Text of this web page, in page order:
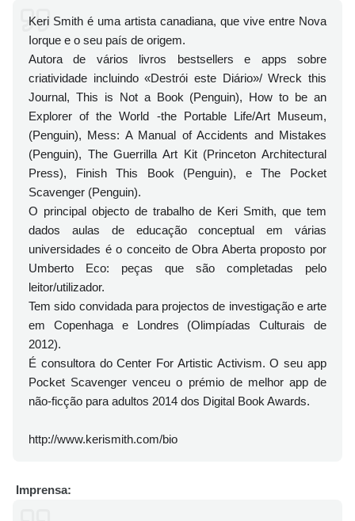
Keri Smith é uma artista canadiana, que vive entre Nova
Iorque e o seu país de origem.
Autora de vários livros bestsellers e apps sobre
criatividade incluindo «Destrói este Diário»/ Wreck this
Journal, This is Not a Book (Penguin), How to be an
Explorer of the World -the Portable Life/Art Museum,
(Penguin), Mess: A Manual of Accidents and Mistakes
(Penguin), The Guerrilla Art Kit (Princeton Architectural
Press), Finish This Book (Penguin), e The Pocket
Scavenger (Penguin).
O principal objecto de trabalho de Keri Smith, que tem
dados aulas de educação conceptual em várias
universidades é o conceito de Obra Aberta proposto por
Umberto Eco: peças que são completadas pelo
leitor/utilizador.
Tem sido convidada para projectos de investigação e arte
em Copenhaga e Londres (Olimpíadas Culturais de
2012).
É consultora do Center For Artistic Activism. O seu app
Pocket Scavenger venceu o prémio de melhor app de
não-ficção para adultos 2014 dos Digital Book Awards.
http://www.kerismith.com/bio
Imprensa: